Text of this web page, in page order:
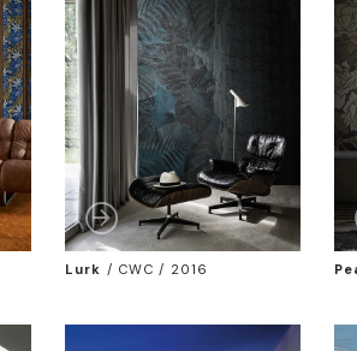
Lurk / CWC / 2016